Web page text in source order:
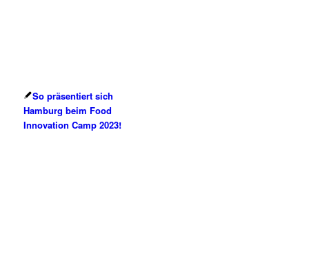
So präsentiert sich
Hamburg beim Food
Innovation Camp 2023!